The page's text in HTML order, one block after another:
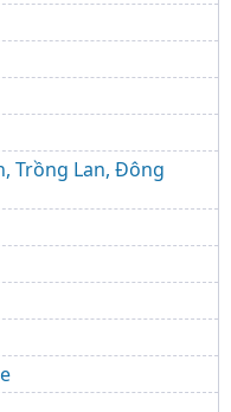
Trồng Lan, Đông